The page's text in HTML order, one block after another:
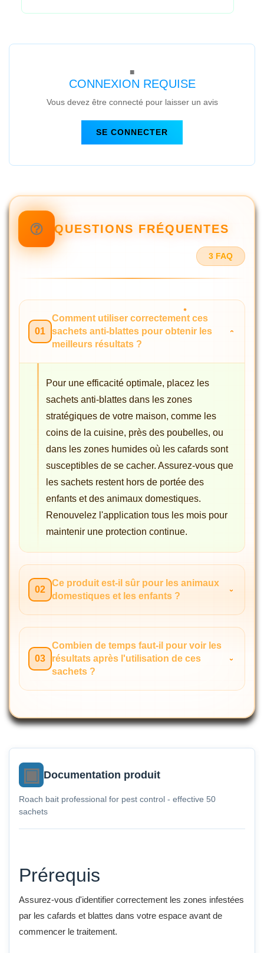
CONNEXION REQUISE
Vous devez être connecté pour laisser un avis
SE CONNECTER
QUESTIONS FRÉQUENTES
3 FAQ
01
Comment utiliser correctement ces
sachets anti-blattes pour obtenir les
meilleurs résultats ?
Pour une efficacité optimale, placez les
sachets anti-blattes dans les zones
stratégiques de votre maison, comme les
coins de la cuisine, près des poubelles, ou
dans les zones humides où les cafards sont
susceptibles de se cacher. Assurez-vous que
les sachets restent hors de portée des
enfants et des animaux domestiques.
Renouvelez l'application tous les mois pour
maintenir une protection continue.
02
Ce produit est-il sûr pour les animaux
domestiques et les enfants ?
03
Combien de temps faut-il pour voir les
résultats après l'utilisation de ces
sachets ?
Documentation produit
Roach bait professional for pest control - effective 50
sachets
Prérequis
Assurez-vous d'identifier correctement les zones infestées
par les cafards et blattes dans votre espace avant de
commencer le traitement.